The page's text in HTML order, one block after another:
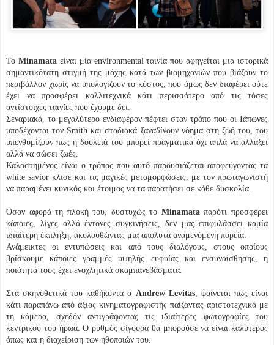
Το Minamata είναι μία environmental ταινία που αφηγείται μια ιστορικά
σημαντικότατη στιγμή της μάχης κατά των βιομηχανιών που βιάζουν το
περιβάλλον χωρίς να υπολογίζουν το κόστος, που όμως δεν διαφέρει ούτε
έχει να προσφέρει καλλιτεχνικά κάτι περισσότερο από τις τόσες
αντίστοιχες ταινίες που έχουμε δει.
Σεναριακά, το μεγαλύτερο ενδιαφέρον πέφτει στον τρόπο που οι Ιάπωνες
υποδέχονται τον Smith και σταδιακά ξαναδίνουν νόημα στη ζωή του, του
υπενθυμίζουν πως η δουλειά του μπορεί πραγματικά όχι απλά να αλλάξει
αλλά να σώσει ζωές.
Καλοστημένος είναι ο τρόπος που αυτό παρουσιάζεται αποφεύγοντας τα
white savior κλισέ και τις μαγικές μεταμορφώσεις, με τον πρωταγωνιστή
να παραμένει κυνικός και έτοιμος να τα παρατήσει σε κάθε δυσκολία.
Όσον αφορά τη πλοκή του, δυστυχώς το Minamataπαρότι προσφέρει
κάποιες, λίγες αλλά έντονες συγκινήσεις, δεν μας επιφυλάσσει καμία
ιδιαίτερη έκπληξη, ακολουθώντας μια απόλυτα αναμενόμενη πορεία.
Ανάμεικτες οι εντυπώσεις και από τους διαλόγους, στους οποίους
βρίσκουμε κάποιες γραμμές υψηλής ευφυίας και ενσυναίσθησης, η
ποιότητά τους έχει ενοχλητικά σκαμπανεβάσματα.
Στα σκηνοθετικά του καθήκοντα ο Andrew Levitas, φαίνεται πως είναι
κάτι παραπάνω από άξιος κινηματογραφιστής παίζοντας αριστοτεχνικά με
τη κάμερα, σχεδόν αντιγράφοντας τις ιδιαίτερες φωτογραφίες του
κεντρικού του ήρωα. Ο ρυθμός σίγουρα θα μπορούσε να είναι καλύτερος
όπως και η διαχείριση των ηθοποιών του.